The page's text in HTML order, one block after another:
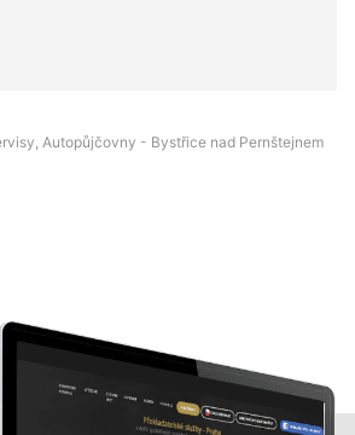
Autopůjčovny - Bystřice nad Pernštejnem